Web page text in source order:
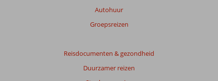
Autohuur
Groepsreizen
Reisdocumenten & gezondheid
Duurzamer reizen